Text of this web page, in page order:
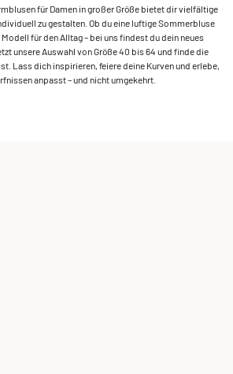
für Damen in großer Größe bietet dir vielfältige
zu gestalten. Ob du eine luftige Sommerbluse
für den Alltag – bei uns findest du dein neues
unsere Auswahl von Größe 40 bis 64 und finde die
Lass dich inspirieren, feiere deine Kurven und erlebe,
anpasst – und nicht umgekehrt.